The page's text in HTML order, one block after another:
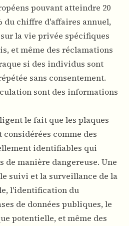
pouvant atteindre 20
du chiffre d'affaires annuel,
la vie privée spécifiques
et même des réclamations
si des individus sont
sans consentement.
sont des informations
le fait que les plaques
comme des
identifiables qui
de manière dangereuse. Une
suivi et la surveillance de la
l'identification du
de données publiques, le
potentielle, et même des